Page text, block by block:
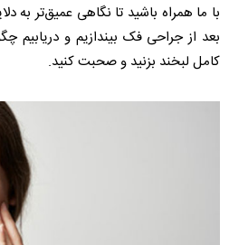
با ما همراه باشید تا نگاهی عمیق‌تر به
بعد از جراحی فک بیندازیم و دریابیم
کامل لبخند بزنید و صحبت کنید.